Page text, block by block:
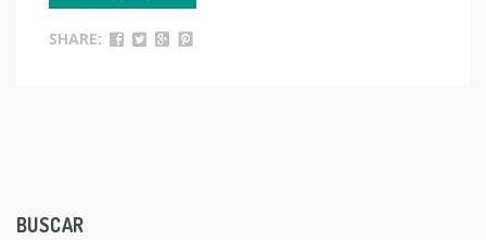
SHARE:
BUSCAR